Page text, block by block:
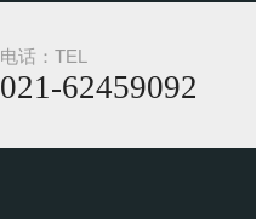
电话：TEL
021-62459092